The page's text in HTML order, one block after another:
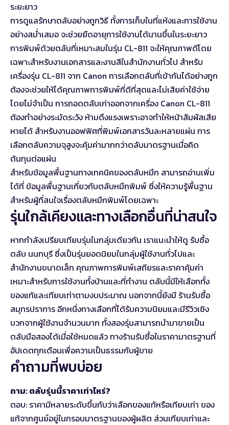
ระยะยาว
การดูแลรักษาตลับอย่างถูกวิธี ทั้งการเก็บในที่แห้งและการใช้งาน
อย่างสม่ำเสมอ จะช่วยยืดอายุการใช้งานได้นานขึ้นในระยะยาว
การพิมพ์ด้วยตลับที่เหมาะสมในรุ่น CL-811 จะให้คุณภาพดีโดย
เฉพาะสำหรับงานเอกสารและงานสีในสำนักงานทั่วไป สำหรับ
เครื่องรุ่น CL-811 จาก Canon การเลือกตลับที่เข้ากันได้อย่างถูก
ต้องจะช่วยให้ได้คุณภาพการพิมพ์ที่ดีที่สุดและไม่เสียค่าใช้จ่าย
โดยไม่จำเป็น การถอดตลับเก่าออกจากเครื่อง Canon CL-811
ต้องทำอย่างระมัดระวัง ห้ามดึงแรงเพราะอาจทำให้หน้าสัมผัสเสีย
หายได้ สำหรับงานออฟฟิศที่พิมพ์เอกสารวันละหลายแผ่น การ
เลือกตลับความจุสูงจะคุ้มค่ามากกว่าตลับมาตรฐานเมื่อคิด
ต้นทุนต่อแผ่น
สำหรับข้อมูลพื้นฐานทางเทคนิคของตลับหมึก สามารถอ่านเพิ่ม
ได้ที่ข้อมูลพื้นฐานเกี่ยวกับตลับหมึกพิมพ์ ซึ่งให้ความรู้พื้นฐาน
สำหรับผู้ที่สนใจเรื่องตลับหมึกพิมพ์โดยเฉพาะ
รุ่นใกล้เคียงและทางเลือกอื่นที่น่าสนใจ
หากกำลังเปรียบเทียบรุ่นในกลุ่มเดียวกัน เราแนะนำให้ดู รับซื้อ
ตลับ นนทบุรี ซึ่งเป็นรุ่นยอดนิยมในกลุ่มผู้ใช้งานทั่วไปและ
สำนักงานขนาดเล็ก คุณภาพการพิมพ์เสถียรและราคาคุ้มค่า
เหมาะสำหรับการใช้งานทั้งบ้านและที่ทำงาน ตลับนี้มีให้เลือกทั้ง
ของแท้และเทียบเท่าตามงบประมาณ นอกจากนี้ยังมี ร้านรับซื้อ
สมุทรปราการ อีกหนึ่งทางเลือกที่ได้รับความนิยมและมีรีวิวเชิง
บวกจากผู้ใช้งานจำนวนมาก ทั้งสองรุ่นสามารถนำมาขายเป็น
ตลับมือสองได้เมื่อใช้หมดแล้ว ทางร้านรับซื้อในราคามาตรฐานที่
อัปเดตทุกเดือนเพื่อความเป็นธรรมกับผู้ขาย
คำถามที่พบบ่อย
ถาม: ตลับรุ่นนี้ราคาเท่าไหร่?
ตอบ: ราคามีหลายระดับขึ้นกับว่าเลือกของแท้หรือเทียบเท่า ของ
แท้จากศูนย์อยู่ในกรอบมาตรฐานของผู้ผลิต ส่วนเทียบเท่าและ